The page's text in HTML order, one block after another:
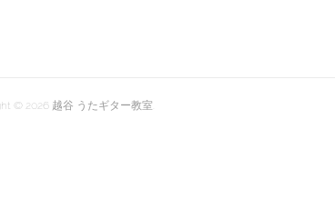
© 2026 越谷 うたギター教室